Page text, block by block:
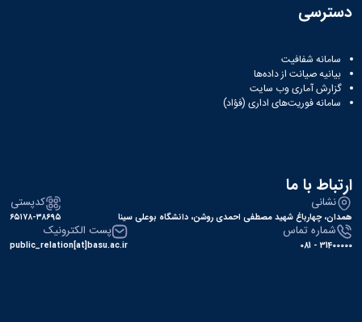
دسترسی
سامانه شفافیت
بیانیه صیانت از داده‌ها
گزارش آماری وب‌ سایت
سامانه فوریت‌های اداری (فؤاد)
ارتباط با ما
نشانی
همدان، چهارباغ شهید مصطفی احمدی روشن، دانشگاه بوعلی سینا
کدپستی
۶۵۱۷۸-۳۸۶۹۵
شماره تماس
31400000 - 081
پست الکترونیک
public_relation[at]basu.ac.ir